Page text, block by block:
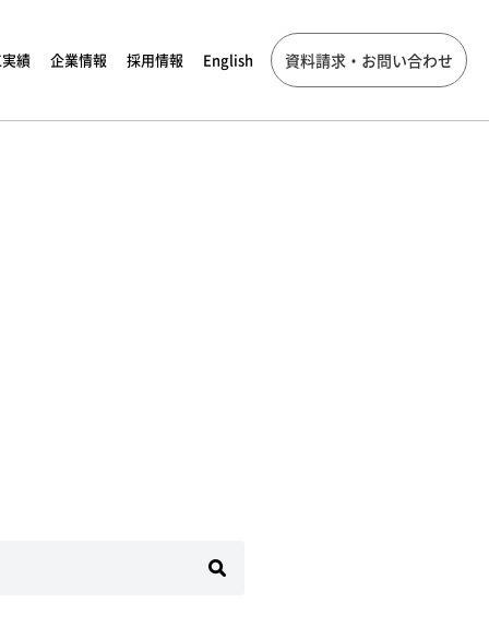
績 企業情報 採用情報 English 資料請求・お問い合わせ